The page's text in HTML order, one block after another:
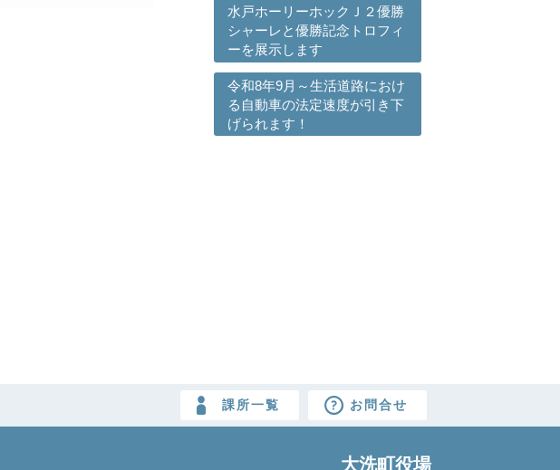
水戸ホーリーホックＪ２優勝
シャーレと優勝記念トロフィ
ーを展示します
令和8年9月～生活道路におけ
る自動車の法定速度が引き下
げられます！
課所一覧 お問合せ
大洗町役場